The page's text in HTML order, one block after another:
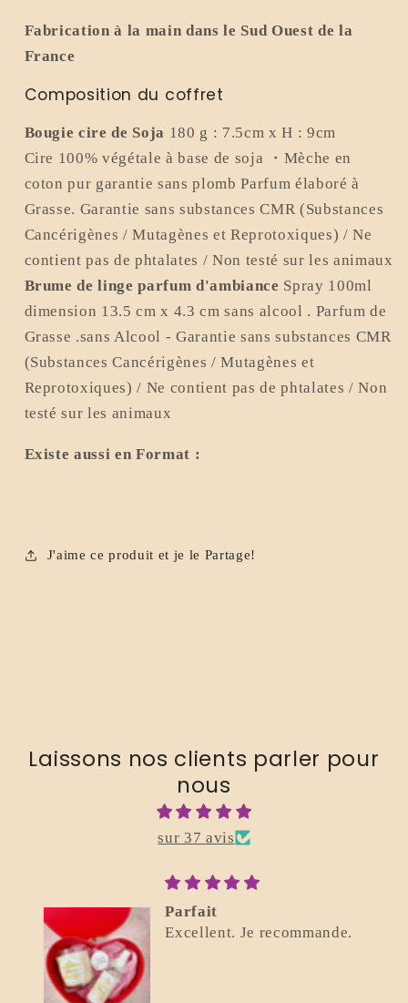
Fabrication à la main dans le Sud Ouest de la
France
Composition du coffret
Bougie cire de Soja 180 g : 7.5cm x H : 9cm
Cire 100% végétale à base de soja ・Mèche en
coton pur garantie sans plomb Parfum élaboré à
Grasse. Garantie sans substances CMR (Substances
Cancérigènes / Mutagènes et Reprotoxiques) / Ne
contient pas de phtalates / Non testé sur les animaux
Brume de linge parfum d'ambiance Spray 100ml
dimension 13.5 cm x 4.3 cm sans alcool . Parfum de
Grasse .sans Alcool -Garantie sans substances CMR
(Substances Cancérigènes / Mutagènes et
Reprotoxiques) / Ne contient pas de phtalates / Non
testé sur les animaux
Existe aussi en Format :
J'aime ce produit et je le Partage!
Laissons nos clients parler pour
nous
sur 37 avis
Parfait
Excellent. Je recommande.